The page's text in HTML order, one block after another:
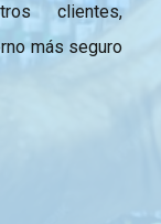
clientes,
más seguro